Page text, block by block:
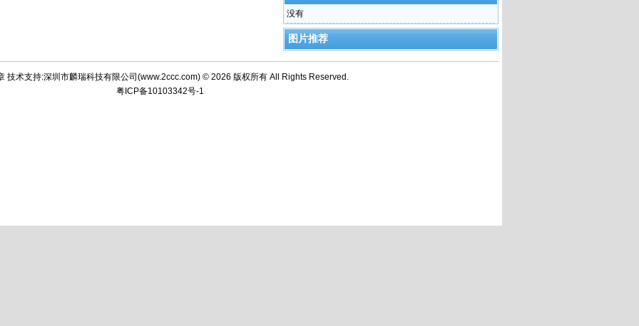
没有
图片推荐
技术支持:深圳市麟瑞科技有限公司(www.2ccc.com) © 2026 版权所有 All Rights Reserved.
粤ICP备10103342号-1